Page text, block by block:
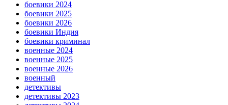
боевики 2024
боевики 2025
боевики 2026
боевики Индия
боевики криминал
военные 2024
военные 2025
военные 2026
военный
детективы
детективы 2023